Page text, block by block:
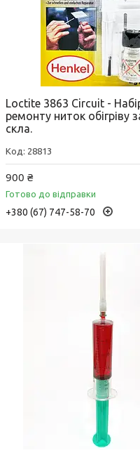
Loctite 3863 Circuit -
ремонту ниток обігріву
скла.
28813
900 ₴
Готово до відправки
+380 (67) 747-58-70